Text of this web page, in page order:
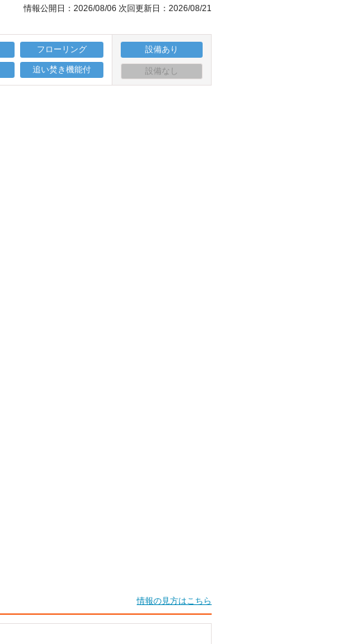
情報公開日：2026/08/06 次回更新日：2026/08/21
フローリング
追い焚き機能付
設備あり
設備なし
情報の見方はこちら